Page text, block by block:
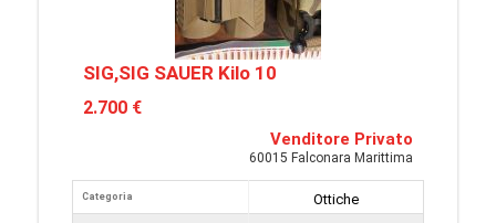
SIG,SIG SAUER Kilo 10
2.700 €
Venditore Privato
60015 Falconara Marittima
Categoria
Ottiche